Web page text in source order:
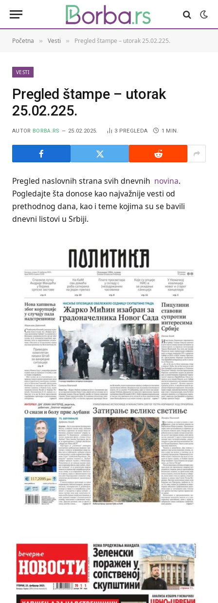
Početna » Vesti » Pregled štampe – utorak 25.02.225.
VESTI
Pregled štampe – utorak
25.02.225.
AUTOR BORBA.RS 25.02.2025. 3 PREGLEDA 1 MIN.
Pregled naslovnih strana svih dnevnih novina.
Pogledajte šta donose kao najvažnije vesti od
prethodnog dana, kao i teme kojima su se bavili
dnevni listovi u Srbiji.